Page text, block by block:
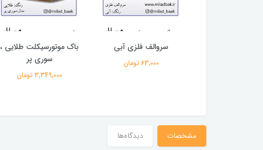
سروالف فلزی آبی
63,000 تومان
باک موتورسیکلت طلایی ،
سوری پر
3,349,000 تومان
مشخصات دیدگاه‌ها